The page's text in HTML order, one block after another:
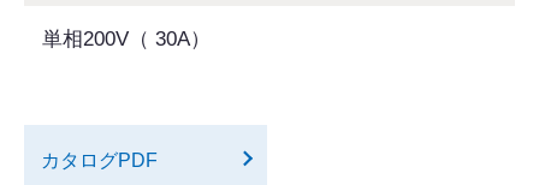
単相200V（ 30A）
カタログPDF